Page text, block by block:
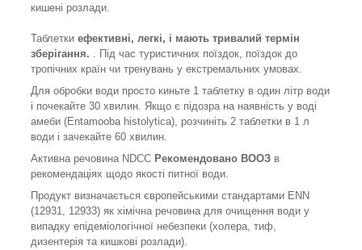
кишені розлади.
Таблетки ефективні, легкі, і мають тривалий термін
зберігання. . Під час туристичних поїздок, поїздок до
тропічних країн чи тренувань у екстремальних умовах.
Для обробки води просто киньте 1 таблетку в один літр води
і почекайте 30 хвилин. Якщо є підозра на наявність у воді
амеби (Entamooba histolytica), розчиніть 2 таблетки в 1 л
води і зачекайте 60 хвилин.
Активна речовина NDCC Рекомендовано ВООЗ в
рекомендаціях щодо якості питної води.
Продукт визначається європейськими стандартами ENN
(12931, 12933) як хімічна речовина для очищення води у
випадку епідеміологічної небезпеки (холера, тиф,
дизентерія та кишкові розлади).